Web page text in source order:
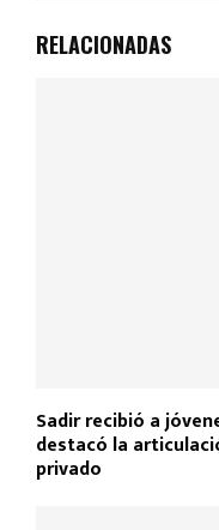
RELACIONADAS
Sadir recibió a
destacó la
privado